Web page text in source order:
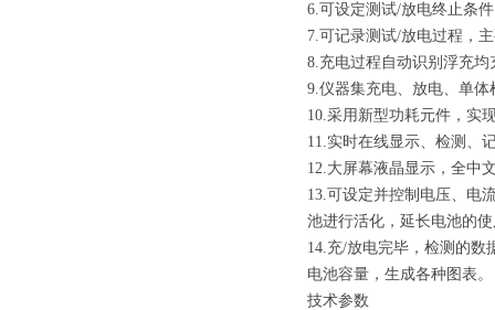
6.可设定测试/放电终止条
7.可记录测试/放电过程，
8.充电过程自动识别浮充
9.仪器集充电、放电、单
10.采用新型功耗元件，实
11.实时在线显示、检测、
12.大屏幕液晶显示，全中
13.可设定并控制电压、电
池进行活化，延长电池的
14.充/放电完毕，检测的数
电池容量，生成各种图表。
技术参数